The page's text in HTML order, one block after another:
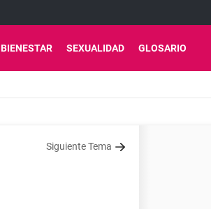
BIENESTAR SEXUALIDAD GLOSARIO
Siguiente Tema